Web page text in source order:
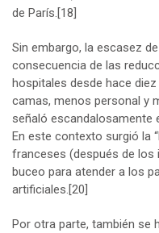
de París. [18]
Sin embargo, la escasez
consecuencia de las
hospitales desde hace
camas, menos personal y
señaló escandalosamente
En este contexto surgió la
franceses (después de los
buceo para atender a los
artificiales. [20]
Por otra parte, también se